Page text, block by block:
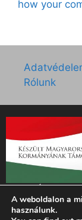
how your
Rólunk
„Az Új Ember
támogatását
szerződés
A weboldalon a
használunk.